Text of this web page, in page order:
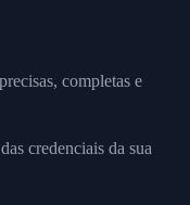
completas e
credenciais da sua